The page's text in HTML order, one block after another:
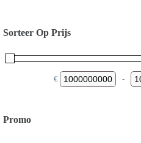
Sorteer Op Prijs
€ -
Promo